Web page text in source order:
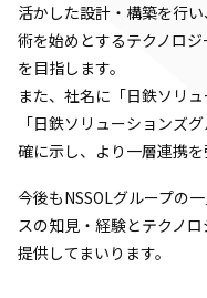
活かした設計・構築を行
術を始めとするテクノロ
を目指します。
また、社名に「日鉄ソリ
「日鉄ソリューションズ
確に示し、より一層連携を
今後もNSSOLグループの
スの知見・経験とテクノ
提供してまいります。